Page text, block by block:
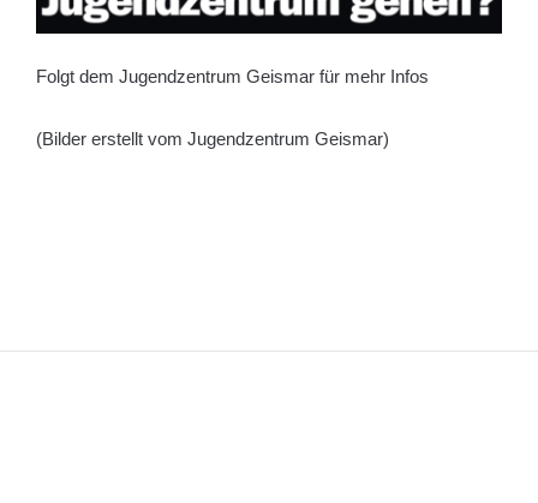
Folgt dem Jugendzentrum Geismar für mehr Infos
(Bilder erstellt vom Jugendzentrum Geismar)